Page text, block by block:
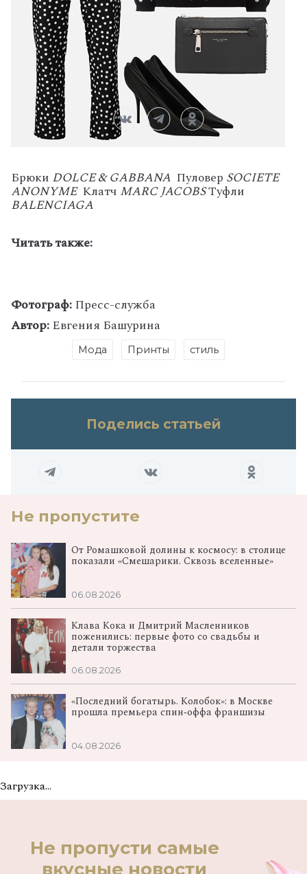
Брюки DOLCE & GABBANA Пуловер SOCIETE
ANONYME Клатч MARC JACOBSТуфли
BALENCIAGA
Читать также:
Фотограф:Пресс-служба
Автор:Евгения Башурина
Мода Принты стиль
Поделись статьей
Не пропустите
От Ромашковой долины к космосу: в столице
показали «Смешарики. Сквозь вселенные»
06.08.2026
Клава Кока и Дмитрий Масленников
поженились: первые фото со свадьбы и
детали торжества
06.08.2026
«Последний богатырь. Колобок»: в Москве
прошла премьера спин‑оффа франшизы
04.08.2026
Загрузка...
Не пропусти самые
вкусные новости